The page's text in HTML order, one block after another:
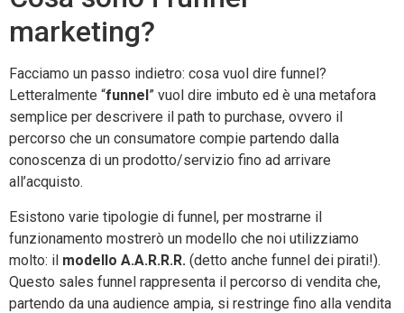
marketing?
Facciamo un passo indietro: cosa vuol dire funnel?
Letteralmente “funnel ” vuol dire imbuto ed è una metafora
semplice per descrivere il path to purchase, ovvero il
percorso che un consumatore compie partendo dalla
conoscenza di un prodotto/servizio fino ad arrivare
all’acquisto.
Esistono varie tipologie di funnel, per mostrarne il
funzionamento mostrerò un modello che noi utilizziamo
molto: il modello A.A.R.R.R. (detto anche funnel dei pirati!).
Questo sales funnel rappresenta il percorso di vendita che,
partendo da una audience ampia, si restringe fino alla vendita